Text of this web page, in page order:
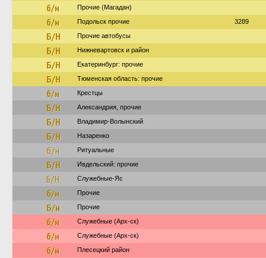
б/н Прочие (Магадан)
б/н Подольск прочие 3289
Б/Н Прочие автобусы
Б/Н Нижневартовск и район
Б/Н Екатеринбург: прочие
Б/Н Тюменская область: прочие
б/н Крестцы
Б/Н Александрия, прочие
Б/Н Владимир-Волынский
Б/Н Назаренко
б/н Ритуальные
Б/Н Ивдельский: прочие
Б/Н Служебные-Яс
б/н Прочие
Б/н Прочие
б/н Служебные (Арх-ск)
б/н Служебные (Арх-ск)
б/н Плесецкий район